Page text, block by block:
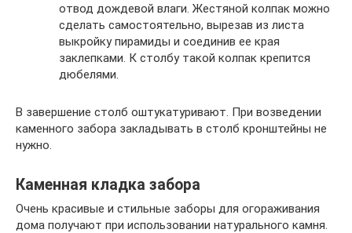
отвод дождевой влаги. Жестяной колпак можно
сделать самостоятельно, вырезав из листа
выкройку пирамиды и соединив ее края
заклепками. К столбу такой колпак крепится
дюбелями.
В завершение столб оштукатуривают. При возведении
каменного забора закладывать в столб кронштейны не
нужно.
Каменная кладка забора
Очень красивые и стильные заборы для огораживания
дома получают при использовании натурального камня.